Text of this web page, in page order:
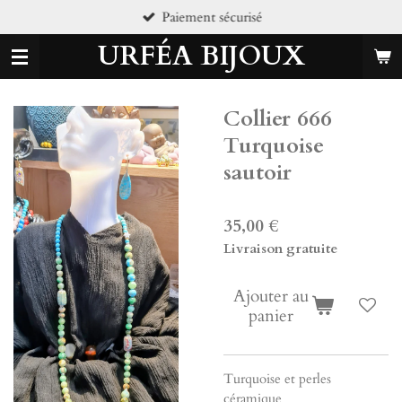
au
contenu
principal
URFÉA BIJOUX
Pierres naturelle
Collier 666
Turquoise
sautoir
35,00 €
Livraison gratuite
Ajouter au
panier
Turquoise et perles
céramique